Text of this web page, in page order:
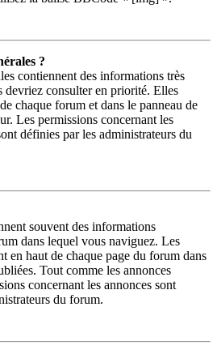
?
contiennent des informations très
devriez consulter en priorité. Elles
chaque forum et dans le panneau de
Les permissions concernant les
définies par les administrateurs du
souvent des informations
dans lequel vous naviguez. Les
en haut de chaque page du forum dans
Tout comme les annonces
concernant les annonces sont
du forum.